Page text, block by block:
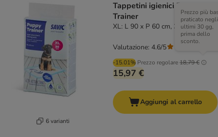
6 varianti
Tappetini igienici Puppy
Trainer
XL: L 90 x P 60 cm, 30 pz
-15.01% Prezzo regolare18,79 €
Prezzo più
praticato negli
ultimi 30 gg,
prima dello
sconto.
15,97 €
Valutazione: 4.6/5
Aggiungi al carrello